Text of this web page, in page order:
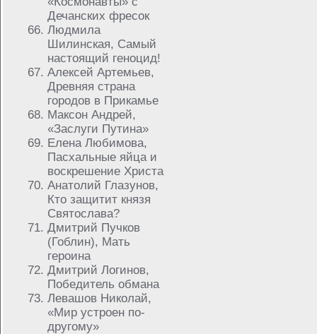
Дечанских фресок
Людмила
Шилинская, Самый
настоящий геноцид!
Алексей Артемьев,
Древняя страна
городов в Прикамье
Максон Андрей,
«Заслуги Путина»
Елена Любимова,
Пасхальные яйца и
воскрешение Христа
Анатолий Глазунов,
Кто защитит князя
Святослава?
Дмитрий Пучков
(Гоблин), Мать
героина
Дмитрий Логинов,
Победитель обмана
Левашов Николай,
«Мир устроен по-
другому»